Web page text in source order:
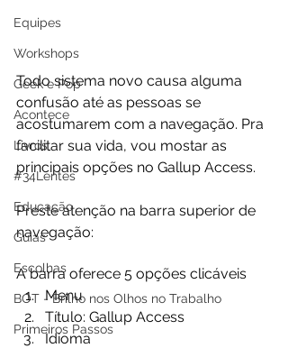
Equipes
Workshops
Geek e Pop
Acontece
Livros
#34Lentes
Educação
Guias
Escolhas
BOT - Brilho nos Olhos no Trabalho
Primeiros Passos
Todo sistema novo causa alguma
confusão até as pessoas se
acostumarem com a navegação. Pra
facilitar sua vida, vou mostar as
principais opções no Gallup Access.
Preste atenção na barra superior de
navegação:
A barra oferece 5 opções clicáveis
Menu
Título: Gallup Access
Idioma